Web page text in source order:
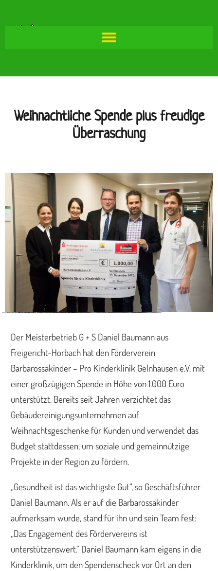
Weihnachtliche Spende plus freudige
Überraschung
Der Meisterbetrieb G + S Daniel Baumann aus
Freigericht-Horbach hat den Förderverein
Barbarossakinder – Pro Kinderklinik Gelnhausen e.V. mit
einer großzügigen Spende in Höhe von 1.000 Euro
unterstützt. Bereits seit Jahren verzichtet das
Gebäudereinigungsunternehmen auf
Weihnachtsgeschenke für Kunden und verwendet das
Budget stattdessen, um soziale und gemeinnützige
Projekte in der Region zu fördern.
„Gesundheit ist das wichtigste Gut“, so Geschäftsführer
Daniel Baumann. Als er auf die Barbarossakinder
aufmerksam wurde, stand für ihn und sein Team fest:
„Das Engagement des Fördervereins ist
unterstützenswert.“ Daniel Baumann kam eigens in die
Kinderklinik, um den Spendenscheck vor Ort an den